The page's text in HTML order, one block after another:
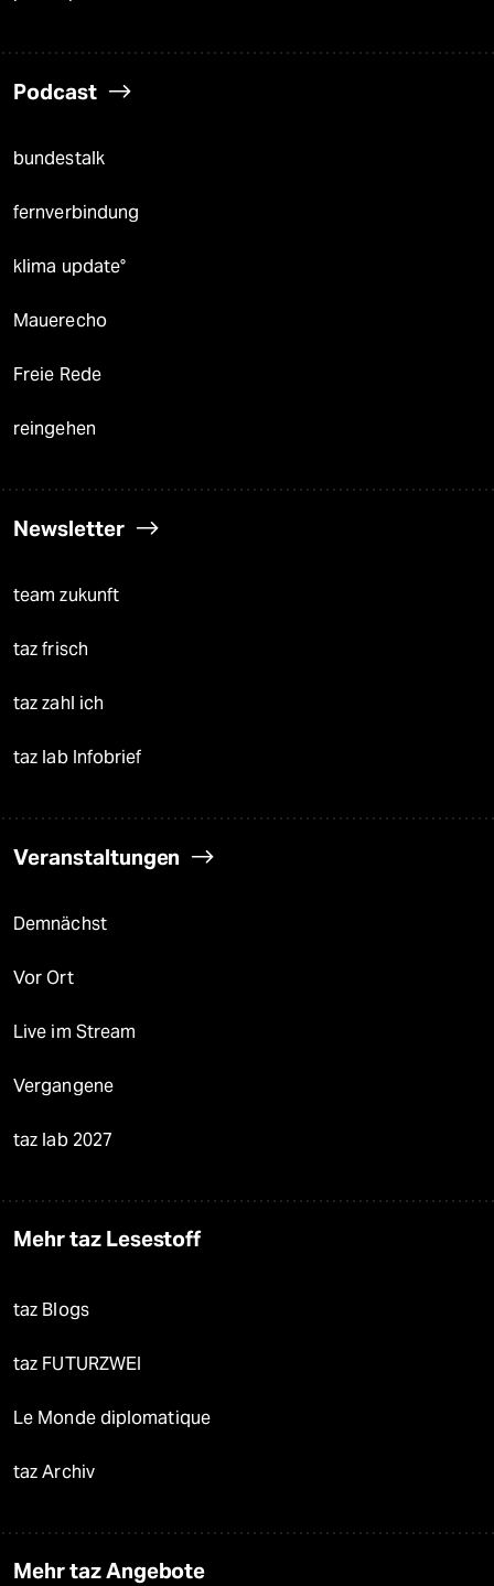
Podcast
bundestalk
fernverbindung
klima update°
Mauerecho
Freie Rede
reingehen
Newsletter
team zukunft
taz frisch
taz zahl ich
taz lab Infobrief
Veranstaltungen
Demnächst
Vor Ort
Live im Stream
Vergangene
taz lab 2027
Mehr taz Lesestoff
taz Blogs
taz FUTURZWEI
Le Monde diplomatique
taz Archiv
Mehr taz Angebote